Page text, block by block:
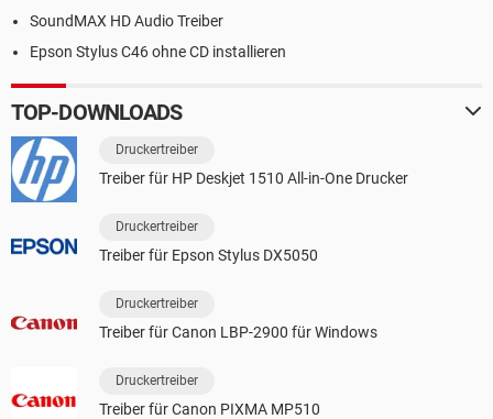
SoundMAX HD Audio Treiber
Epson Stylus C46 ohne CD installieren
TOP-DOWNLOADS
Druckertreiber
Treiber für HP Deskjet 1510 All-in-One Drucker
Druckertreiber
Treiber für Epson Stylus DX5050
Druckertreiber
Treiber für Canon LBP-2900 für Windows
Druckertreiber
Treiber für Canon PIXMA MP510